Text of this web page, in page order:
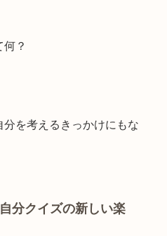
何？
を考えるきっかけにもな
分クイズの新しい楽